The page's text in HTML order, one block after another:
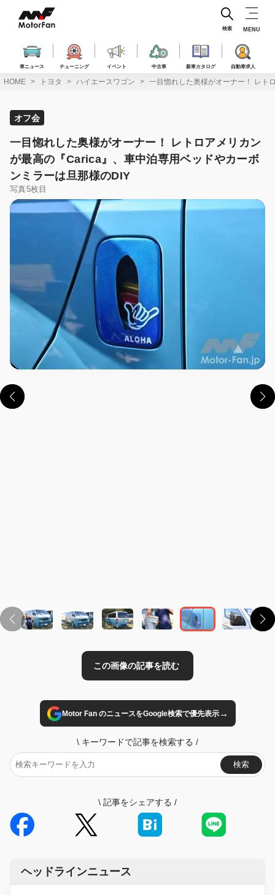
ス
車ニュース チューニング イベント 中古車 新車カタログ 自動車求人
検索 MENU
HOME トヨタ ハイエースワゴン 一目惚れした奥様がオーナー！ レト
オフ会
一目惚れした奥様がオーナー！ レトロアメリカン
が最高の『Carica』、車中泊専用ベッドやカーボ
ンミラーは旦那様のDIY
写真5枚目
Motor Fan のニュースをGoogle検索で優先表示→
\ キーワードで記事を検索する /
検索
\ 記事をシェアする /
ヘッドラインニュース